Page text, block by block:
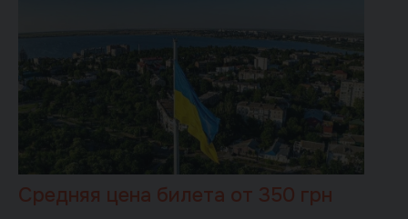
Средняя цена билета от 350 грн